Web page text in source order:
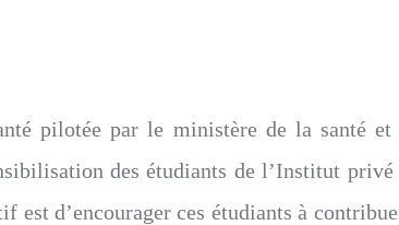
pilotée par le ministère de la santé et
des étudiants de l’Institut privé
est d’encourager ces étudiants à